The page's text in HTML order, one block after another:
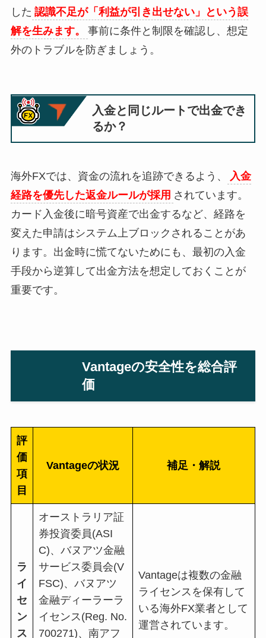
した 認識不足が「利益が引き出せない」という誤
解を生みます。
事前に条件と制限を確認し、想定
外のトラブルを防ぎましょう。
入金と同じルートで出金でき
るか？
海外FXでは、資金の流れを追跡できるよう、
入金
経路を優先した返金ルールが採用 されています。
カード入金後に暗号資産で出金するなど、経路を
変えた申請はシステム上ブロックされることがあ
ります。出金時に慌てないためにも、最初の入金
手段から逆算して出金方法を想定しておくことが
重要です。
Vantageの安全性を総合評
価
評
価
項
目
Vantageの状況 補足・解説
ラ
イ
セ
ン
ス
オーストラリア証
券投資委員(ASI
C)、バヌアツ金融
サービス委員会(V
FSC)、バヌアツ
金融ディーラーラ
イセンス(Reg. No.
700271)、南アフ
Vantageは複数の金融
ライセンスを保有して
いる海外FX業者として
運営されています。